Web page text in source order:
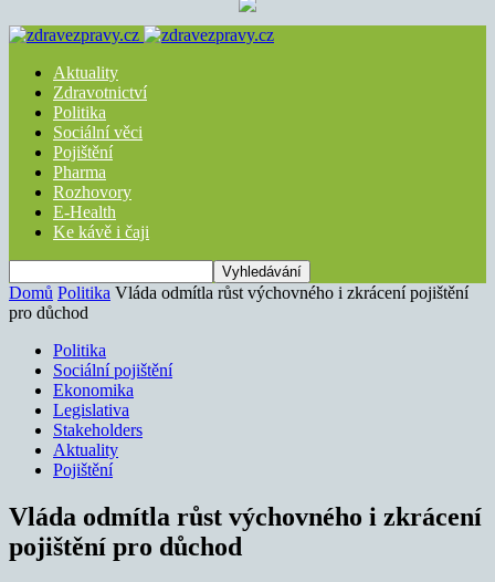
Aktuality
Zdravotnictví
Politika
Sociální věci
Pojištění
Pharma
Rozhovory
E-Health
Ke kávě i čaji
Domů Politika Vláda odmítla růst výchovného i zkrácení pojištění
pro důchod
Politika
Sociální pojištění
Ekonomika
Legislativa
Stakeholders
Aktuality
Pojištění
Vláda odmítla růst výchovného i zkrácení
pojištění pro důchod